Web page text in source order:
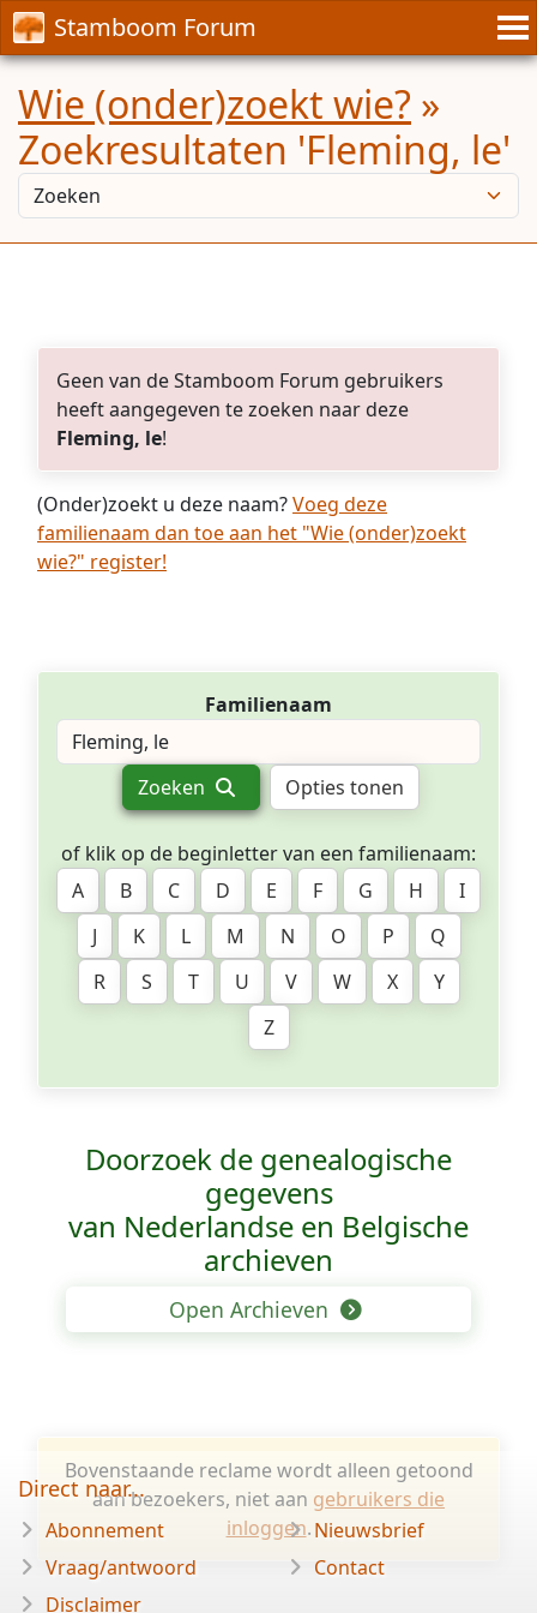
Stamboom Forum
Wie (onder)zoekt wie? »
Zoekresultaten 'Fleming, le'
Geen van de Stamboom Forum gebruikers
heeft aangegeven te zoeken naar deze
Fleming, le!
(Onder)zoekt u deze naam?Voeg deze
familienaam dan toe aan het "Wie (onder)zoekt
wie?" register!
Familienaam
Zoeken Opties tonen
of klik op de beginletter van een familienaam:
A
B C D E F G H
I
J
K L M N O P
Q
R
S T U V W X
Y
Z
Doorzoek de genealogische
gegevens
van Nederlandse en Belgische
archieven
Open Archieven
Bovenstaande reclame wordt alleen getoond
aan bezoekers, niet aan gebruikers die
inloggen.
Direct naar...
Abonnement
Vraag/antwoord
Disclaimer
Nieuwsbrief
Contact